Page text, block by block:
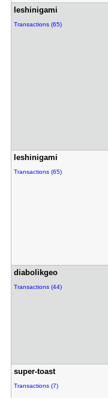
leshinigam​i
Transactions (65)
leshinigam​i
Transactions (65)
diabolikge​o
Transactions (44)
super-toas​t
Transactions (7)